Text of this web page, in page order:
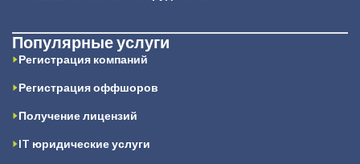
Популярные услуги
Регистрация компаний
Регистрация оффшоров
Получение лицензий
IT юридические услуги